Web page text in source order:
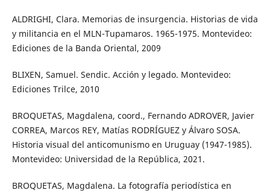
ALDRIGHI, Clara. Memorias de insurgencia. Historias de vida
y militancia en el MLN-Tupamaros. 1965-1975. Montevideo:
Ediciones de la Banda Oriental, 2009
BLIXEN, Samuel. Sendic. Acción y legado. Montevideo:
Ediciones Trilce, 2010
BROQUETAS, Magdalena, coord., Fernando ADROVER, Javier
CORREA, Marcos REY, Matías RODRÍGUEZ y Álvaro SOSA.
Historia visual del anticomunismo en Uruguay (1947-1985).
Montevideo: Universidad de la República, 2021.
BROQUETAS, Magdalena. La fotografía periodística en